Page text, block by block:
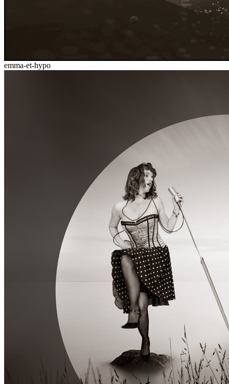
emma-et-hypo